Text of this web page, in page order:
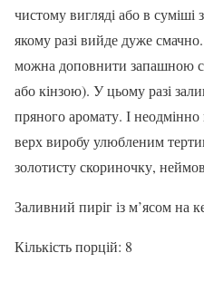
чистому вигляді або в
якому разі вийде дуже
можна доповнити запашною
або кінзою). У цьому разі
пряного аромату. І
верх виробу улюбленим
золотисту скориночку,
Заливний пиріг із м’ясом на
Кількість порцій: 8